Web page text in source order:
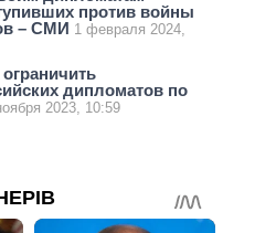
против войны
– СМИ 1 февраля 2024,
дипломатов по
2023, 10:59